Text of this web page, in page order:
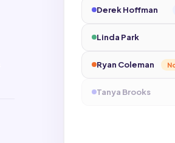
Derek Hoffman
Linda Park
Ryan Coleman
Tanya Brooks
Visite réservée
Le lead serait
Patricia Long
✓ Synced